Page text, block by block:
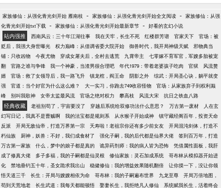
事件出现，竟一不小心引起了特殊小组人员的注意！
特殊小组：姜大师，您算的太准，国家想请你出山！
系统：叮！新一轮功德值即将开启，请宿主再接再
厉，飞升天道指日可待！ 姜一：！！！
家族修仙：从强化青光剑开始 雁南枝 - 家族修仙：从强化青光剑开始全文阅读 - 家族修仙：从强
化青光剑开始txt下载 - 家族修仙：从强化青光剑开始最新章节 - 好看的玄幻小说
站内强推 西南风云：三十年江湖往事 我在天牢，长生不死 红楼群芳谱 官家天下
官场：被
贬后，我强大身世曝光
权力巅峰：从借调省委大院开始 御兽时代，我开局神级天赋
邪物典当
铺：只收凶物
今夜尤物 穿成女屠夫后，全村去逃荒 九霄帝主
七零嫁不育军官，军嫂多胎被宠
翻
官路之谁与争锋 我一个神豪，当渣男很合理吧 年代1979：带着老婆孩子吃肉 官狱
风流赘
婿
官场：救了女领导后，我一路飞升 镇龙棺，阎王命 阴影之外
综武：开局圣心诀，躺平就变
强
官道：当个好官为什么这么难？ 大一实习，你跑去749收容怪物
官场：从家族弃子到权利巅
峰
别叫我歌神 女帝太监最风流 官场之绝对权力 攀高枝 风流大宋 抗日之铁血八路
经典收藏 老祖别苟了，宇宙要没了 穿越后系统给双修功法什么意思？ 万古第一废材
人在玄
幻写日记，我真不是曹贼啊
我的法宝都是规则系 从水猴子开始成神
镇守藏经阁百年，投资天命
反派
开局无敌仙帝，打造万界第一宗 夭寿啦！老祖宗你还有多少前女友
开局混沌剑体，打造不
朽仙族
厨神，妖兽：不好，我们成食材了 强化子嗣，我的后代都是仙界大佬
签到百万年，打造
万古第一家族
什么，梦中的娘子都是真的 诡异药剂师：我的病人皆为恐怖
凭借属性面板，我肝
成了修真大佬
多子多福，我的子嗣都是仙灵根 修仙家族：灵石加成系统
哥布林从模拟器开始进
化
禁地垂钓五十年，圣女跪求我出山 稳健修仙：我的增益效果随机翻倍
让你摸一下，没让你领
悟天道三千
长生：开局与嫂嫂相依为命 哥布林：我的子嗣遍布世界 九龙至尊
开局万倍地图，
苟到天荒地老
长生武道：我每天都能顿悟 娶妻长生，我拒绝凡人修仙 系统赋我长生，活着终会